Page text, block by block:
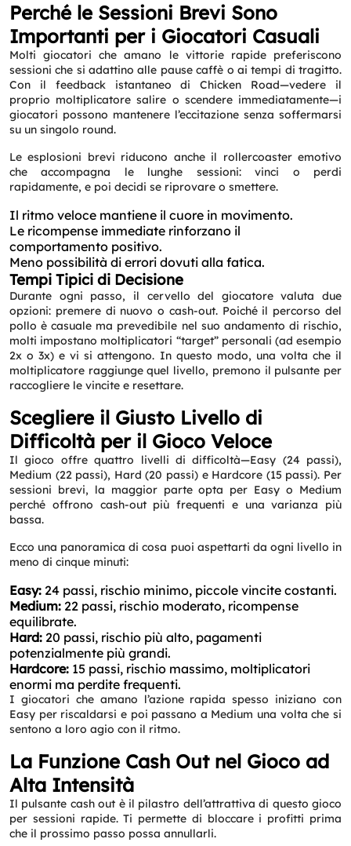
Perché le Sessioni Brevi Sono
Importanti per i Giocatori Casuali
Molti giocatori che amano le vittorie rapide preferiscono
sessioni che si adattino alle pause caffè o ai tempi di tragitto.
Con il feedback istantaneo di Chicken Road—vedere il
proprio moltiplicatore salire o scendere immediatamente—i
giocatori possono mantenere l’eccitazione senza soffermarsi
su un singolo round.
Le esplosioni brevi riducono anche il rollercoaster emotivo
che accompagna le lunghe sessioni: vinci o perdi
rapidamente, e poi decidi se riprovare o smettere.
Il ritmo veloce mantiene il cuore in movimento.
Le ricompense immediate rinforzano il
comportamento positivo.
Meno possibilità di errori dovuti alla fatica.
Tempi Tipici di Decisione
Durante ogni passo, il cervello del giocatore valuta due
opzioni: premere di nuovo o cash-out. Poiché il percorso del
pollo è casuale ma prevedibile nel suo andamento di rischio,
molti impostano moltiplicatori “target” personali (ad esempio
2x o 3x) e vi si attengono. In questo modo, una volta che il
moltiplicatore raggiunge quel livello, premono il pulsante per
raccogliere le vincite e resettare.
Scegliere il Giusto Livello di
Difficoltà per il Gioco Veloce
Il gioco offre quattro livelli di difficoltà—Easy (24 passi),
Medium (22 passi), Hard (20 passi) e Hardcore (15 passi). Per
sessioni brevi, la maggior parte opta per Easy o Medium
perché offrono cash-out più frequenti e una varianza più
bassa.
Ecco una panoramica di cosa puoi aspettarti da ogni livello in
meno di cinque minuti:
Easy: 24 passi, rischio minimo, piccole vincite costanti.
Medium: 22 passi, rischio moderato, ricompense
equilibrate.
Hard: 20 passi, rischio più alto, pagamenti
potenzialmente più grandi.
Hardcore: 15 passi, rischio massimo, moltiplicatori
enormi ma perdite frequenti.
I giocatori che amano l’azione rapida spesso iniziano con
Easy per riscaldarsi e poi passano a Medium una volta che si
sentono a loro agio con il ritmo.
La Funzione Cash Out nel Gioco ad
Alta Intensità
Il pulsante cash out è il pilastro dell’attrattiva di questo gioco
per sessioni rapide. Ti permette di bloccare i profitti prima
che il prossimo passo possa annullarli.